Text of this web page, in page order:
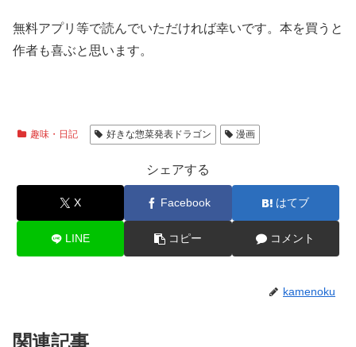
無料アプリ等で読んでいただければ幸いです。本を買うと
作者も喜ぶと思います。
趣味・日記 好きな惣菜発表ドラゴン 漫画
シェアする
X Facebook はてブ
LINE コピー コメント
kamenoku
関連記事